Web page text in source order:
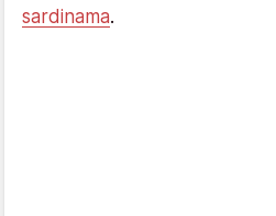
sardinama.